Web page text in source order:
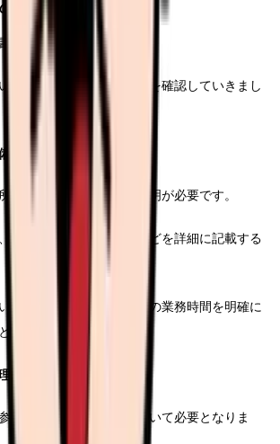
収集と準備
類が必要となります。
て、準備の手順と注意点を確認していきまし
属施設の責任者による証明が必要です。
業務内容、実務時間数などを詳細に記載する
ては、診療看護師としての業務時間を明確に
が重要です。
加したすべての研修について必要となりま